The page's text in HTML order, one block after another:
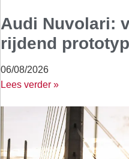
Audi Nuvolari:
rijdend
06/08/2026
Lees verder »